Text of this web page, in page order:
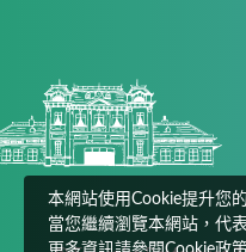
本網站使用Cookie提升您
當您繼續瀏覽本網站，代